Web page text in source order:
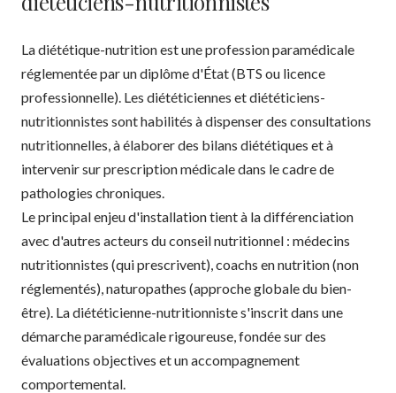
La diététique-nutrition est une profession paramédicale
réglementée par un diplôme d'État (BTS ou licence
professionnelle). Les diététiciennes et diététiciens-
nutritionnistes sont habilités à dispenser des consultations
nutritionnelles, à élaborer des bilans diététiques et à
intervenir sur prescription médicale dans le cadre de
pathologies chroniques.
Le principal enjeu d'installation tient à la différenciation
avec d'autres acteurs du conseil nutritionnel : médecins
nutritionnistes (qui prescrivent), coachs en nutrition (non
réglementés), naturopathes (approche globale du bien-
être). La diététicienne-nutritionniste s'inscrit dans une
démarche paramédicale rigoureuse, fondée sur des
évaluations objectives et un accompagnement
comportemental.